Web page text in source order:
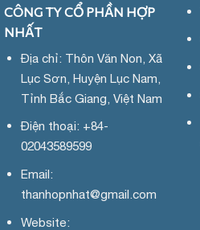
CÔNG TY CỔ PHẦN HỢP
NHẤT
Địa chỉ: Thôn Văn Non, Xã
Lục Sơn, Huyện Lục Nam,
Tỉnh Bắc Giang, Việt Nam
Điện thoại: +84-
02043589599
Email:
thanhopnhat@gmail.com
Website: